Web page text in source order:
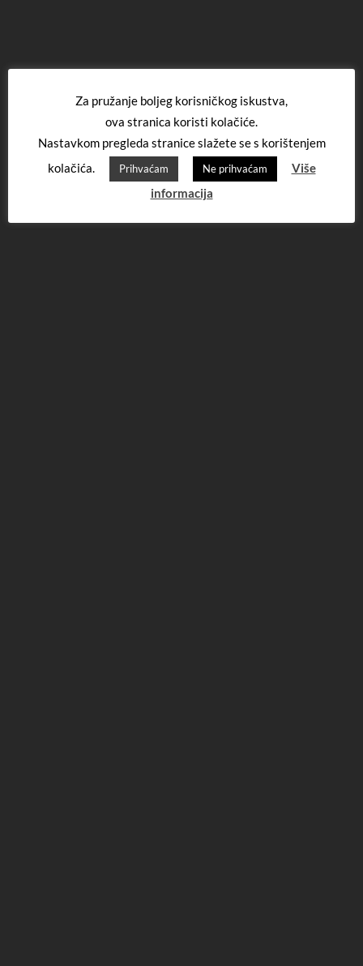
Za pružanje boljeg korisničkog iskustva,
ova stranica koristi kolačiće.
Nastavkom pregleda stranice slažete se s korištenjem
kolačića.
Prihvaćam Ne prihvaćam
Više
informacija